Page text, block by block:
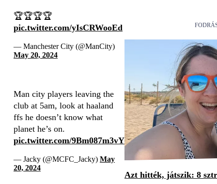
🏆🏆🏆🏆
pic.twitter.com/yIsCRWooEd
— Manchester City (@ManCity)
May 20, 2024
Man city players leaving the
club at 5am, look at haaland
ffs he doesn’t know what
planet he’s on.
pic.twitter.com/9Bm087m3vY
— Jacky (@MCFC_Jacky) May
20, 2024
Azt hitték, játszik: 8